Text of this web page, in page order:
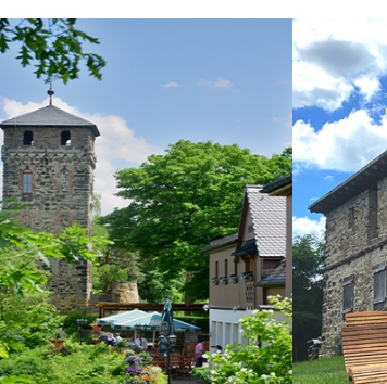
RESTAURANT